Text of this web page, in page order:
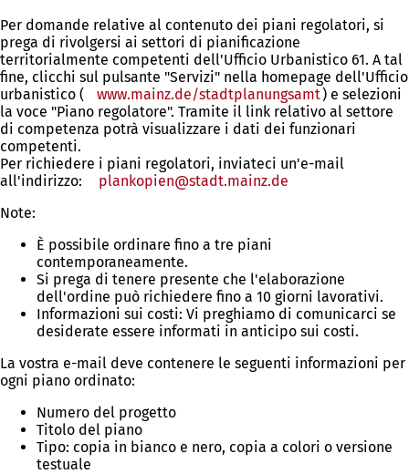
Per domande relative al contenuto dei piani regolatori, si
prega di rivolgersi ai settori di pianificazione
territorialmente competenti dell'Ufficio Urbanistico 61. A tal
fine, clicchi sul pulsante "Servizi" nella homepage dell'Ufficio
urbanistico (
www.mainz.de/stadtplanungsamt) e selezioni
la voce "Piano regolatore". Tramite il link relativo al settore
di competenza potrà visualizzare i dati dei funzionari
competenti.
Per richiedere i piani regolatori, inviateci un'e-mail
all'indirizzo:
plankopien stadt.mainz de
Note:
È possibile ordinare fino a tre piani
contemporaneamente.
Si prega di tenere presente che l'elaborazione
dell'ordine può richiedere fino a 10 giorni lavorativi.
Informazioni sui costi: Vi preghiamo di comunicarci se
desiderate essere informati in anticipo sui costi.
La vostra e-mail deve contenere le seguenti informazioni per
ogni piano ordinato:
Numero del progetto
Titolo del piano
Tipo: copia in bianco e nero, copia a colori o versione
testuale